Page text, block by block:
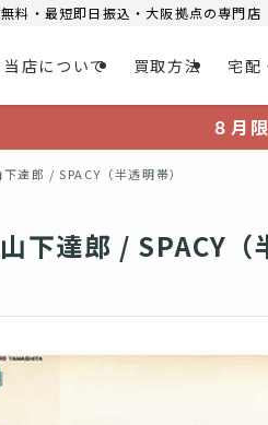
料・最短即日振込・大阪拠点の専門店
当店について 買取方法 宅配
８月
下達郎 / SPACY（半透明帯）
下達郎 / SPACY（